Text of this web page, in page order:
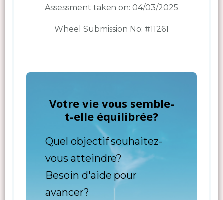
Assessment taken on: 04/03/2025
Wheel Submission No: #11261
Votre vie vous semble-
t-elle équilibrée?
Quel objectif souhaitez-
vous atteindre?
Besoin d'aide pour
avancer?